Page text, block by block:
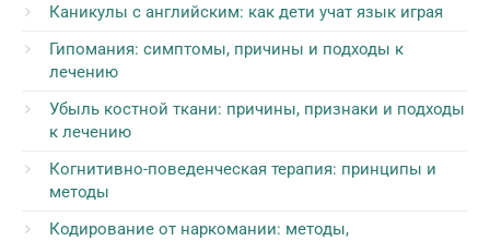
Каникулы с английским: как дети учат язык играя
Гипомания: симптомы, причины и подходы к
лечению
Убыль костной ткани: причины, признаки и подходы
к лечению
Когнитивно-поведенческая терапия: принципы и
методы
Кодирование от наркомании: методы,